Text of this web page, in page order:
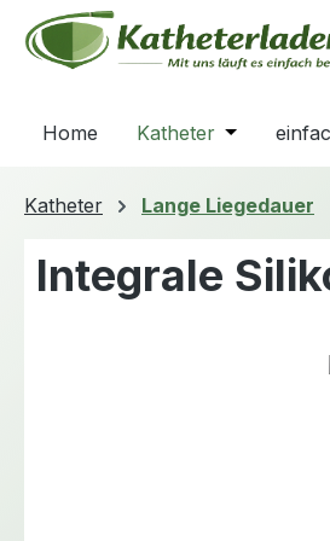
Hauptinhalt springen
Zur Suche springen
Zur Hauptnavigation springen
Home Katheter Öffne oder
Katheter Lange Liegedauer
Integrale